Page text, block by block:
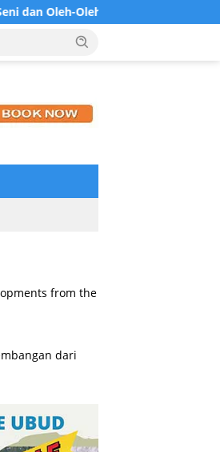
Oleh Khas Bali di Jantung Ubud
from the
dari